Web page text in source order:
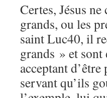
Certes, Jésus
grands, ou les
saint Luc40, il
grands » et
acceptant
servant qu’ils